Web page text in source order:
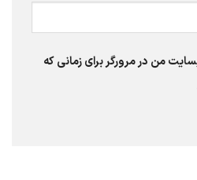
من در مرورگر برای زمانی که